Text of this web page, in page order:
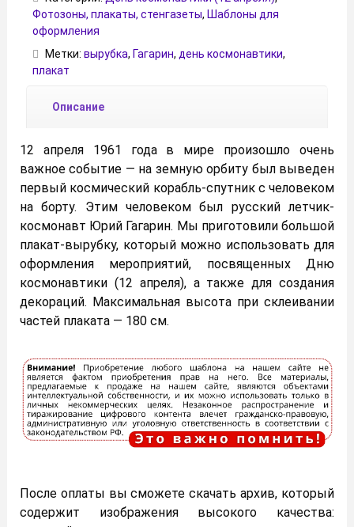
Фотозоны, плакаты, стенгазеты, Шаблоны для
оформления
Метки: вырубка, Гагарин, день космонавтики,
плакат
Описание
12 апреля 1961 года в мире произошло очень
важное событие — на земную орбиту был выведен
первый космический корабль-спутник с человеком
на борту. Этим человеком был русский летчик-
космонавт Юрий Гагарин. Мы приготовили большой
плакат-вырубку, который можно использовать для
оформления мероприятий, посвященных Дню
космонавтики (12 апреля), а также для создания
декораций. Максимальная высота при склеивании
частей плаката — 180 см.
После оплаты вы сможете скачать архив, который
содержит изображения высокого качества: